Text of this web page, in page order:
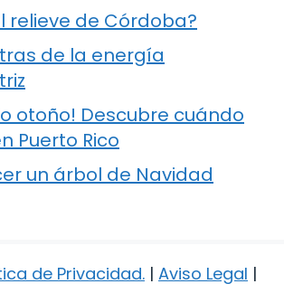
relieve de Córdoba?
de la energía
otoño! Descubre cuándo
Puerto Rico
un árbol de Navidad
de Privacidad. | Aviso Legal |